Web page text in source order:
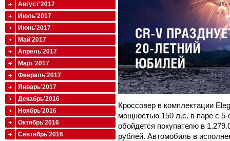
Кроссовер в комплектации
мощностью 150 л.с. в паре с 5-
обойдется покупателю в
рублей. Автомобиль в
Август'2017
Июль'2017
Июнь'2017
Май'2017
Апрель'2017
Март'2017
Февраль'2017
Январь'2017
Декабрь'2016
Ноябрь'2016
Октябрь'2016
Сентябрь'2016